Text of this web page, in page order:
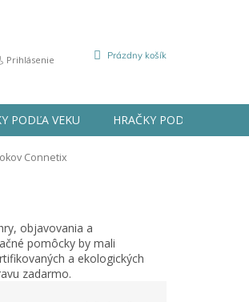
Prihlásenie
NÁKUPNÝ
Prázdny košík
PODĽA VEKU HRAČKY PODĽA
Connetix
objavovania a
pomôcky by mali
a ekologických
zadarmo.